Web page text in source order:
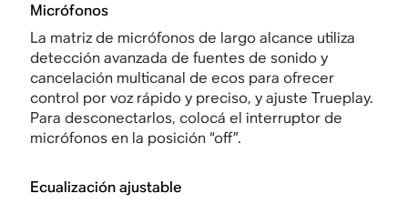
Micrófonos
La matriz de micrófonos de largo alcance utiliza
detección avanzada de fuentes de sonido y
cancelación multicanal de ecos para ofrecer
control por voz rápido y preciso, y ajuste Trueplay.
Para desconectarlos, colocá el interruptor de
micrófonos en la posición “off”.
Ecualización ajustable